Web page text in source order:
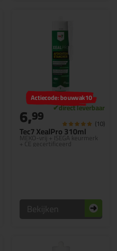
Tec7 XealPro 310ml
MEKO-vrij + ISEGA keurmerk
+ CE gecertificeerd
Actiecode: bouwvak10
6,99 (10)
Bekijken